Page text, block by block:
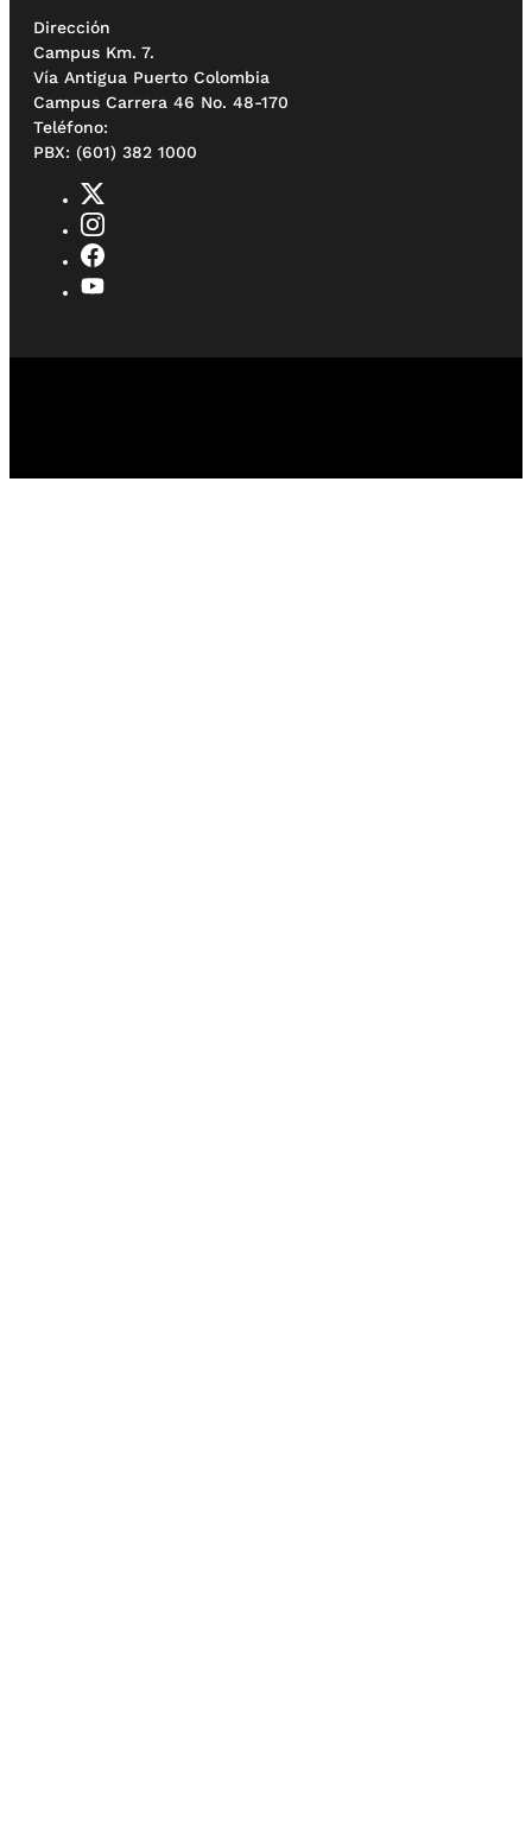
Dirección
Campus Km. 7.
Vía Antigua Puerto Colombia
Campus Carrera 46 No. 48-170
Teléfono:
PBX: (601) 382 1000